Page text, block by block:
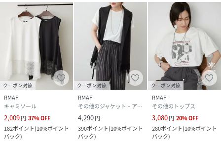
クーポン対象
RMAF
キャミソール
2,009円 37%OFF
182ポイント(10%ポイント
バック)
クーポン対象
RMAF
その他のジャケット・アウター
4,290円
390ポイント(10%ポイント
バック)
クーポン対象
RMAF
その他のトップス
3,080円 20%OFF
280ポイント(10%ポイント
バック)